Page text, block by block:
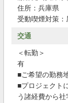
住所：兵庫県
受動喫煙対策：
交通
＜転勤＞
有
■ご希望の勤務
■プロジェクト
う諸経費から社